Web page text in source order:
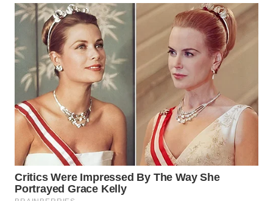
WAHANA
ADVOKAT
WAHANA
INFRASTRUKTUR
WAHANA
KONSUMEN
WAHANA
LISTRIK
WAHANA